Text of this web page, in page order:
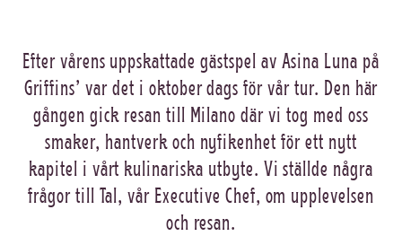
Efter vårens uppskattade gästspel av Asina Luna på
Griffins’ var det i oktober dags för vår tur. Den här
gången gick resan till Milano där vi tog med oss
smaker, hantverk och nyfikenhet för ett nytt
kapitel i vårt kulinariska utbyte. Vi ställde några
frågor till Tal, vår Executive Chef, om upplevelsen
och resan.